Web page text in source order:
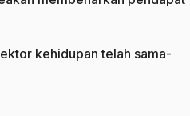
kehidupan telah sama-